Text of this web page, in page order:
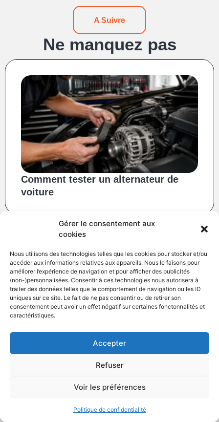
Gérer le consentement aux
cookies
Nous utilisons des technologies telles que les cookies pour stocker et/ou
accéder aux informations relatives aux appareils. Nous le faisons pour
améliorer l’expérience de navigation et pour afficher des publicités
(non-)personnalisées. Consentir à ces technologies nous autorisera à
traiter des données telles que le comportement de navigation ou les ID
uniques sur ce site. Le fait de ne pas consentir ou de retirer son
consentement peut avoir un effet négatif sur certaines fonctonnalités et
caractéristiques.
Accepter
Refuser
Voir les préférences
Politique de confidentialité
A Suivre
Ne manquez pas
Comment tester un alternateur de
voiture
Combien coûte une peinture de